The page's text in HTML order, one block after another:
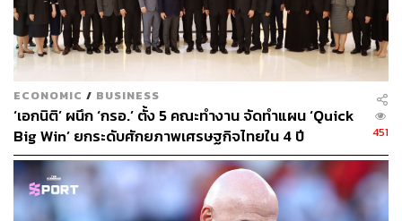
ABOUT THE AUTHOR
สันติภาพ เกตุสร้อย
Content Creator ประจำ THE STANDARD
WEALTH
ECONOMIC / BUSINESS
‘เอกนิติ’ ผนึก ‘กรอ.’ ตั้ง 5 คณะทำงาน จัดทำแผน ‘Quick
Big Win’ ยกระดับศักยภาพเศรษฐกิจไทยใน 4 ปี
451